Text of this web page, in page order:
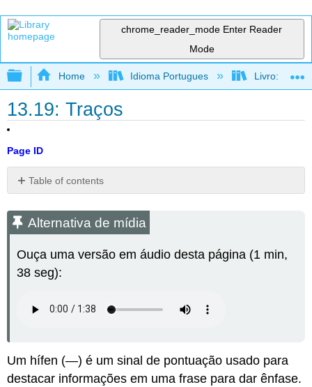
chrome_reader_mode Enter Reader
Mode
Expand/collapse global hierarchy
Home Idioma Portugues Livro: Como
13.19: Traços
Page ID
Table of contents
de
mídia
Alternativa de mídia
Ouça uma versão em áudio desta página (1 min,
38 seg):
Um hífen (—) é um sinal de pontuação usado para
destacar informações em uma frase para dar ênfase.